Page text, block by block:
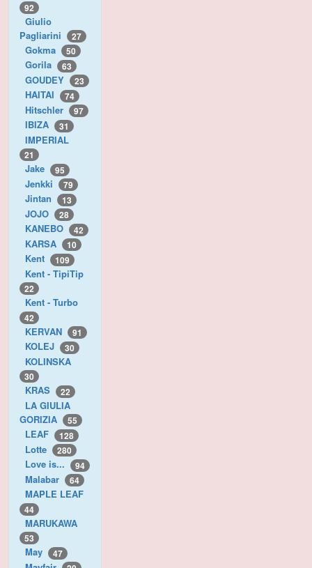
92
Giulio
Pagliarini
27
Gokma 50
Gorila 63
GOUDEY 23
HAITAI 74
Hitschler 97
IBIZA 31
IMPERIAL
21
Jake 95
Jenkki 79
Jintan 13
JOJO 28
KANEBO 42
KARSA 10
Kent 109
Kent - TipiTip
22
Kent - Turbo
42
KERVAN 91
KOLEJ 30
KOLINSKA
30
KRAS 22
LA GIULIA
GORIZIA
55
LEAF 128
Lotte 280
Love is... 94
Malabar 64
MAPLE LEAF
44
MARUKAWA
53
May 47